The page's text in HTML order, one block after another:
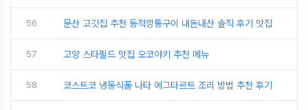
56 문산 고깃집 추천 동적깡통구이 내돈내산 솔직 후기 맛집
57 고양 스타필드 맛집 오코야키 추천 메뉴
58 코스트코 냉동식품 나타 에그타르트 조리 방법 추천 후기